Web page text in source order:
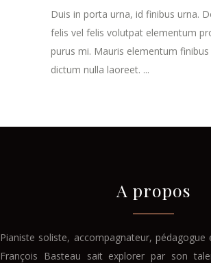
Duis in porta urna, id finibus urna.
felis vel felis volutpat elementum
purus mi. Mauris elementum
dictum nulla laoreet. ...
A propos
Pianiste soliste, accompagnateur, pédagogue
François Basteau sait explorer par son